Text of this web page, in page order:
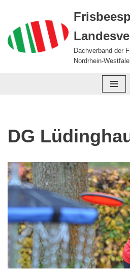
Zum
Inhalt
springen
Dachverband der
Nordrhein-
DG